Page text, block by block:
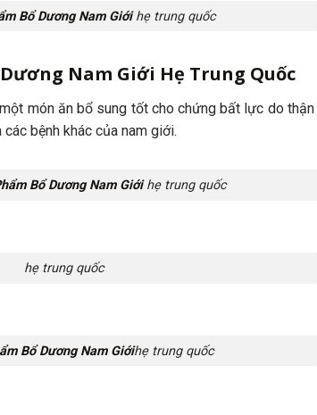
Bổ Dương Nam Giớihẹ trung quốc
Nam Giới Hẹ Trung Quốc
món ăn bổ sung tốt cho chứng bất lực do
bệnh khác của nam giới.
Bổ Dương Nam Giớihẹ trung quốc
hẹ trung quốc
Bổ Dương Nam Giớihẹ trung quốc